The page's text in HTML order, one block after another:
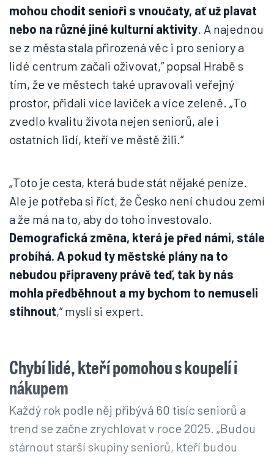
mohou chodit senioři s vnoučaty, ať už plavat
nebo na různé jiné kulturní aktivity. A najednou
se z města stala přirozená věc i pro seniory a
lidé centrum začali oživovat,“ popsal Hrabě s
tím, že ve městech také upravovali veřejný
prostor, přidali více laviček a více zeleně. „To
zvedlo kvalitu života nejen seniorů, ale i
ostatních lidí, kteří ve městě žili.“
„Toto je cesta, která bude stát nějaké peníze.
Ale je potřeba si říct, že Česko není chudou zemí
a že má na to, aby do toho investovalo.
Demografická změna, která je před námi, stále
probíhá. A pokud ty městské plány na to
nebudou připraveny právě teď, tak by nás
mohla předběhnout a my bychom to nemuseli
stihnout,“ myslí si expert.
Chybí lidé, kteří pomohou s koupelí i
nákupem
Každý rok podle něj přibývá 60 tisíc seniorů a
trend se začne zrychlovat v roce 2025. „Budou
stárnout starší skupiny seniorů, kteří budou